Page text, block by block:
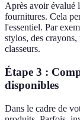
Après avoir évalué
fournitures. Cela
l'essentiel. Par
stylos, des
classeurs.
Étape 3 :
disponibles
Dans le cadre de